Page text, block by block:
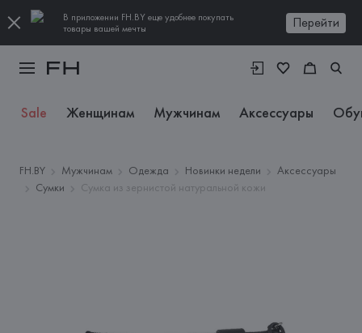
В приложении FH.BY еще удобнее покупать
товары вашей мечты
Перейти
Sale Женщинам Мужчинам Аксессуары
FH.BY Мужчинам Одежда Новинки недели
Аксессуары
Сумки
Сумка из зернистой натуральной кожи